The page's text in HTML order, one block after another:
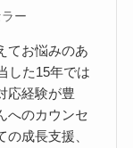
ー
てお悩みのあ
した15年では
応経験が豊
へのカウンセ
成長支援、